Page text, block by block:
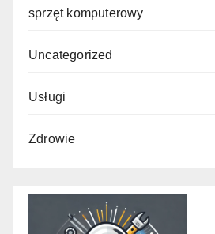
sprzęt komputerowy
Uncategorized
Usługi
Zdrowie